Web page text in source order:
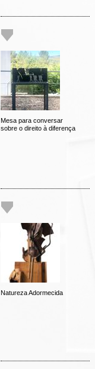
Mesa para conversar
sobre o direito à diferença
Natureza Adormecida